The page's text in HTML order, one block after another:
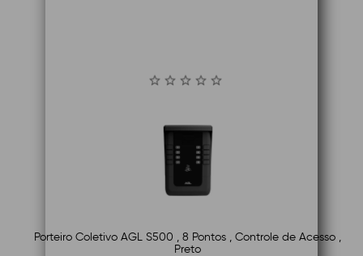
Porteiro Coletivo AGL S500 , 8 Pontos , Controle de Acesso ,
Preto